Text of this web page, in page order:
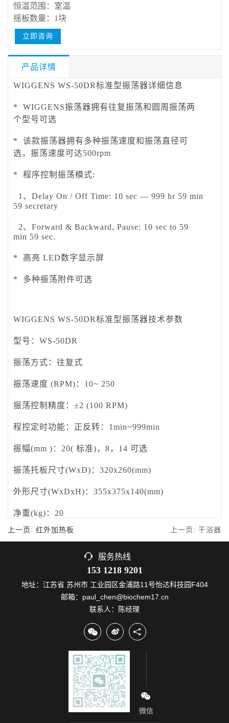
恒温范围： 室温
摇板数量： 1块
立即咨询
产品详情
WIGGENS WS-50DR标准型振荡器详细信息
* WIGGENS振荡器拥有往复振荡和圆周振荡两
个型号可选
* 该款振荡器拥有多种振荡速度和振荡直径可
选，振荡速度可达500rpm
* 程序控制振荡模式:
1、Delay On / Off Time: 10 sec — 999 hr 59 min
59 secretary
2、Forward & Backward, Pause: 10 sec to 59
min 59 sec.
* 高亮 LED数字显示屏
* 多种振荡附件可选
WIGGENS WS-50DR标准型振荡器技术参数
型号： WS-50DR
振荡方式： 往复式
振荡速度 (RPM)： 10~ 250
振荡控制精度： ±2 (100 RPM)
程控定时功能： 正反转：1min~999min
振幅(mm )： 20( 标准)，8，14 可选
振荡托板尺寸(WxD)： 320x260(mm)
外形尺寸(WxDxH)： 355x375x140(mm)
净重(kg)： 20
上一页: 红外加热板 上一页: 干浴器
服务热线
153 1218 9201
地址：江苏省 苏州市 工业园区金浦路11号怡达科技园F404
邮箱：paul_chen@biochem17.cn
联系人：陈经理
微信